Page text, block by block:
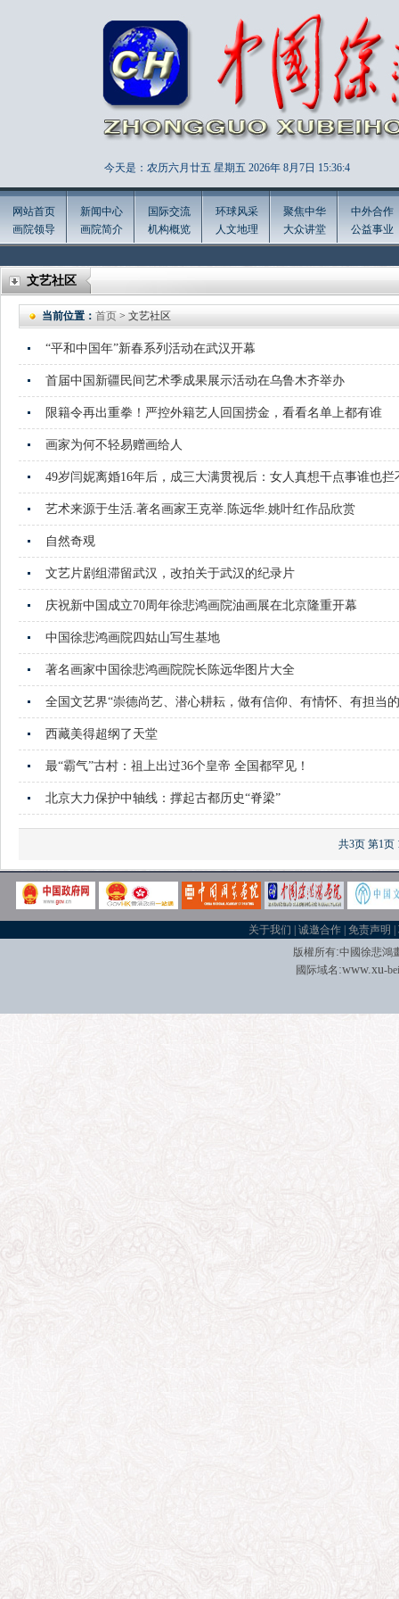
今天是：农历六月廿五 星期五 2026年 8月7日 15:36:5
网站首页
画院领导
新闻中心
画院简介
国际交流
机构概览
环球风采
人文地理
聚焦中华
大众讲堂
中外合作
公益事业
文艺社区
当前位置： 首页 > 文艺社区
“平和中国年”新春系列活动在武汉开幕
首届中国新疆民间艺术季成果展示活动在乌鲁木齐举办
限籍令再出重拳！严控外籍艺人回国捞金，看看名单上都有谁
画家为何不轻易赠画给人
49岁闫妮离婚16年后，成三大满贯视后：女人真想干点事谁也拦
艺术来源于生活.著名画家王克举.陈远华.姚叶红作品欣赏
自然奇覌
文艺片剧组滞留武汉，改拍关于武汉的纪录片
庆祝新中国成立70周年徐悲鸿画院油画展在北京隆重开幕
中国徐悲鸿画院四姑山写生基地
著名画家中国徐悲鸿画院院长陈远华图片大全
全国文艺界“崇德尚艺、潜心耕耘，做有信仰、有情怀、有担当
西藏美得超纲了天堂
最“霸气”古村：祖上出过36个皇帝 全国都罕见！
北京大力保护中轴线：撑起古都历史“脊梁”
共3页 第1页
关于我们 |诚邀合作 |免责声明 |
版權所有:中國徐悲鴻
國际域名 :www.xu-